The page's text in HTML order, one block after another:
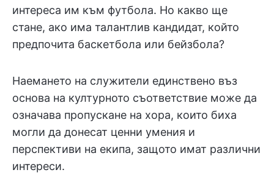
интереса им към футбола. Но какво ще
стане, ако има талантлив кандидат, който
предпочита баскетбола или бейзбола?
Наемането на служители единствено въз
основа на културното съответствие може да
означава пропускане на хора, които биха
могли да донесат ценни умения и
перспективи на екипа, защото имат различни
интереси.